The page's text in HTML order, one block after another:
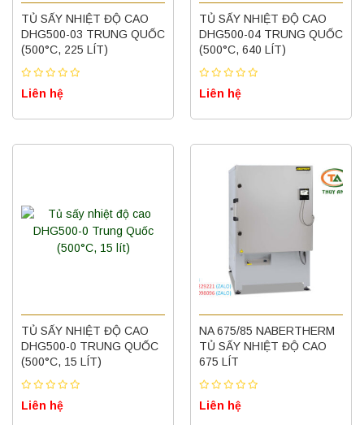
TỦ SẤY NHIỆT ĐỘ CAO
DHG500-03 TRUNG QUỐC
(500°C, 225 LÍT)
Liên hệ
TỦ SẤY NHIỆT ĐỘ CAO
DHG500-04 TRUNG QUỐC
(500°C, 640 LÍT)
Liên hệ
TỦ SẤY NHIỆT ĐỘ CAO
DHG500-0 TRUNG QUỐC
(500°C, 15 LÍT)
Liên hệ
NA 675/85 NABERTHERM
TỦ SẤY NHIỆT ĐỘ CAO
675 LÍT
Liên hệ